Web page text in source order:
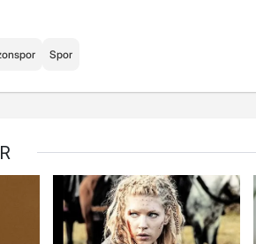
Spor